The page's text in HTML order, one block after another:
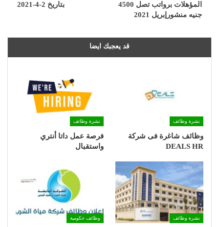
المؤهلات برواتب تصل 4500
جنيه منشورإبريل 2021
بتاريخ 2-4-2021
قد يعجبك ايضا
نشرة وظائف
وظائف شاغرة فى شركة
DEALS HR
نشرة وظائف
فرصة عمل داتا أنتري
واستقبال
نشرة وظائف وظائف حكومية